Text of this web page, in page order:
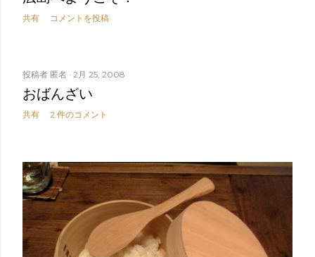
共有 コメントを投稿
投稿者 匿名 2月 25, 2008
おばんざい
共有 2 件のコメント